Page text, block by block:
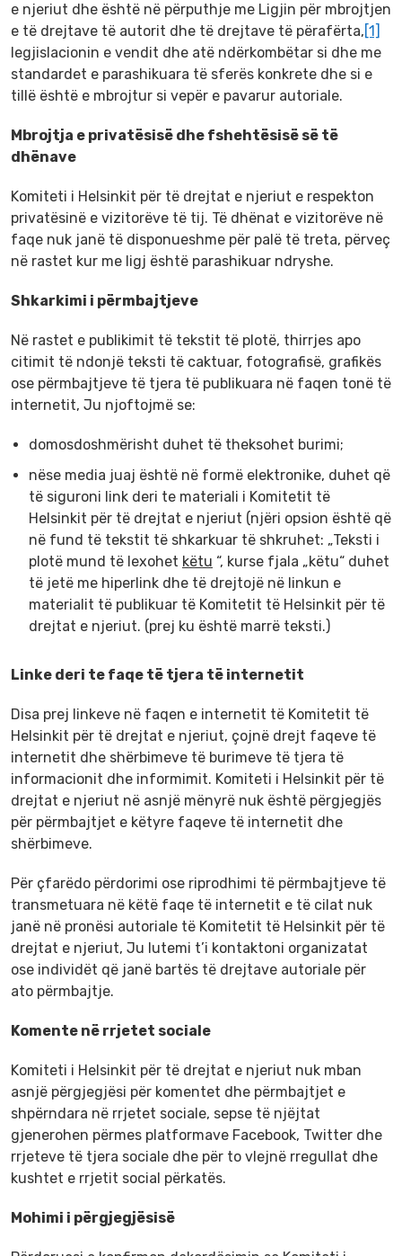
e njeriut dhe është në përputhje me Ligjin për mbrojtjen
e të drejtave të autorit dhe të drejtave të përafërta,[1]
legjislacionin e vendit dhe atë ndërkombëtar si dhe me
standardet e parashikuara të sferës konkrete dhe si e
tillë është e mbrojtur si vepër e pavarur autoriale.
Mbrojtja e privatësisë dhe fshehtësisë së të
dhënave
Komiteti i Helsinkit për të drejtat e njeriut e respekton
privatësinë e vizitorëve të tij. Të dhënat e vizitorëve në
faqe nuk janë të disponueshme për palë të treta, përveç
në rastet kur me ligj është parashikuar ndryshe.
Shkarkimi i përmbajtjeve
Në rastet e publikimit të tekstit të plotë, thirrjes apo
citimit të ndonjë teksti të caktuar, fotografisë, grafikës
ose përmbajtjeve të tjera të publikuara në faqen tonë të
internetit, Ju njoftojmë se:
domosdoshmërisht duhet të theksohet burimi;
nëse media juaj është në formë elektronike, duhet që
të siguroni link deri te materiali i Komitetit të
Helsinkit për të drejtat e njeriut (njëri opsion është që
në fund të tekstit të shkarkuar të shkruhet: „Teksti i
plotë mund të lexohet këtu “, kurse fjala „këtu“ duhet
të jetë me hiperlink dhe të drejtojë në linkun e
materialit të publikuar të Komitetit të Helsinkit për të
drejtat e njeriut. (prej ku është marrë teksti.)
Linke deri te faqe të tjera të internetit
Disa prej linkeve në faqen e internetit të Komitetit të
Helsinkit për të drejtat e njeriut, çojnë drejt faqeve të
internetit dhe shërbimeve të burimeve të tjera të
informacionit dhe informimit. Komiteti i Helsinkit për të
drejtat e njeriut në asnjë mënyrë nuk është përgjegjës
për përmbajtjet e këtyre faqeve të internetit dhe
shërbimeve.
Për çfarëdo përdorimi ose riprodhimi të përmbajtjeve të
transmetuara në këtë faqe të internetit e të cilat nuk
janë në pronësi autoriale të Komitetit të Helsinkit për të
drejtat e njeriut, Ju lutemi t’i kontaktoni organizatat
ose individët që janë bartës të drejtave autoriale për
ato përmbajtje.
Komente në rrjetet sociale
Komiteti i Helsinkit për të drejtat e njeriut nuk mban
asnjë përgjegjësi për komentet dhe përmbajtjet e
shpërndara në rrjetet sociale, sepse të njëjtat
gjenerohen përmes platformave Facebook, Twitter dhe
rrjeteve të tjera sociale dhe për to vlejnë rregullat dhe
kushtet e rrjetit social përkatës.
Mohimi i përgjegjësisë